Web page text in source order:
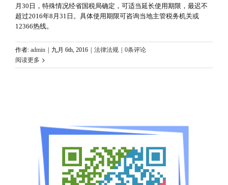
月30日，特殊情况经省国税局确定，可适当延长使用期限，最迟不
超过2016年8月31日。具体使用期限可咨询当地主管税务机关或
12366热线。
作者: admin 九月 6th, 2016 法律法规
0条评论
阅读更多